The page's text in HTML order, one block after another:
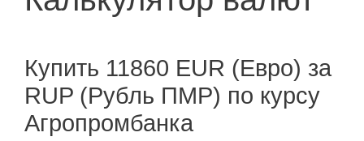
Купить 11860 EUR (Евро) за
RUP (Рубль ПМР) по курсу
Агропромбанка